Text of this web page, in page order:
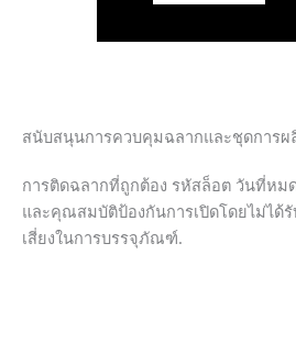
สนับสนุนการควบคุมฉลากและชุดการผ
การติดฉลากที่ถูกต้อง รหัสล็อต วันที่หม
และคุณสมบัติป้องกันการเปิดโดยไม่ได้
เสี่ยงในการบรรจุภัณฑ์.